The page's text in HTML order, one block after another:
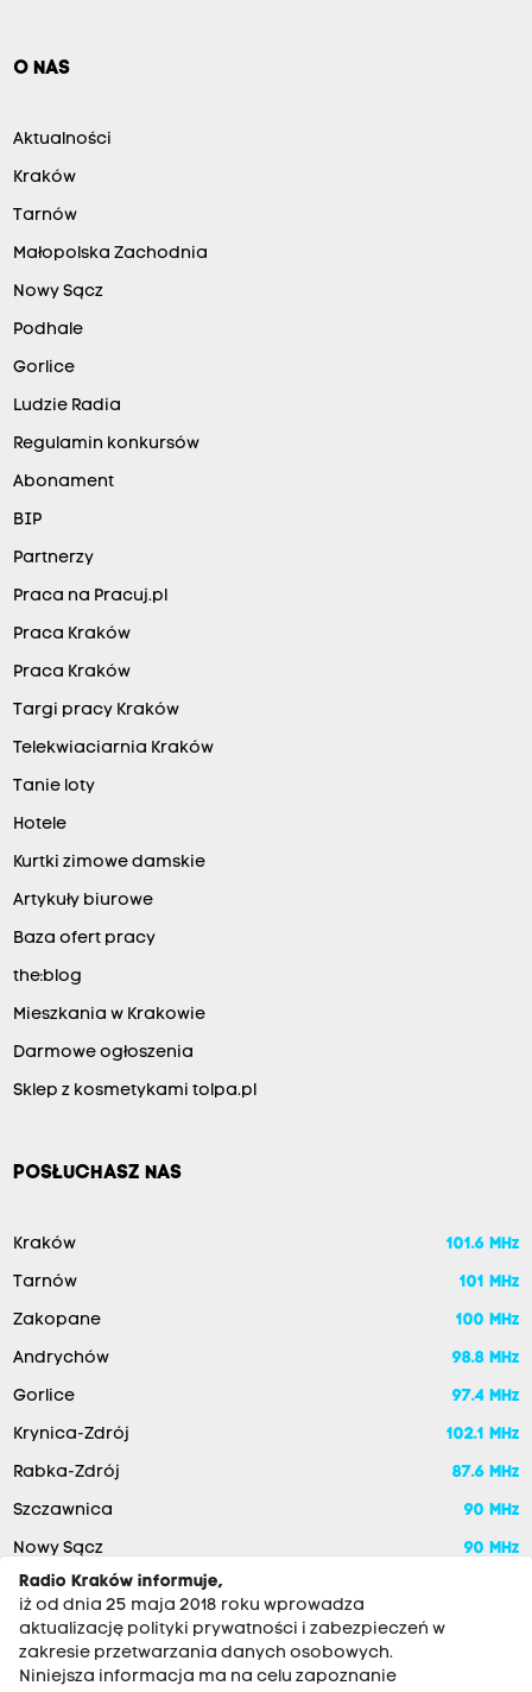
O NAS
Aktualności
Kraków
Tarnów
Małopolska Zachodnia
Nowy Sącz
Podhale
Gorlice
Ludzie Radia
Regulamin konkursów
Abonament
BIP
Partnerzy
Praca na Pracuj.pl
Praca Kraków
Praca Kraków
Targi pracy Kraków
Telekwiaciarnia Kraków
Tanie loty
Hotele
Kurtki zimowe damskie
Artykuły biurowe
Baza ofert pracy
the:blog
Mieszkania w Krakowie
Darmowe ogłoszenia
Sklep z kosmetykami tolpa.pl
POSŁUCHASZ NAS
Kraków 101.6 MHz
Tarnów 101 MHz
Zakopane 100 MHz
Andrychów 98.8 MHz
Gorlice 97.4 MHz
Krynica-Zdrój 102.1 MHz
Rabka-Zdrój 87.6 MHz
Szczawnica 90 MHz
Nowy Sącz
90 MHz
Radio Kraków informuje,
iż od dnia 25 maja 2018 roku wprowadza
aktualizację polityki prywatności i zabezpieczeń w
zakresie przetwarzania danych osobowych.
Niniejsza informacja ma na celu zapoznanie